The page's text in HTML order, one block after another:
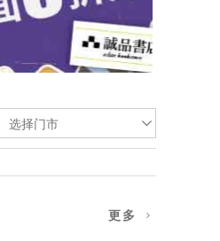
选择门市
更多